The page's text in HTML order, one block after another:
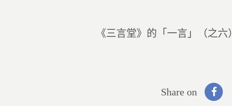
《三言堂》的「一言」（之六
Share on